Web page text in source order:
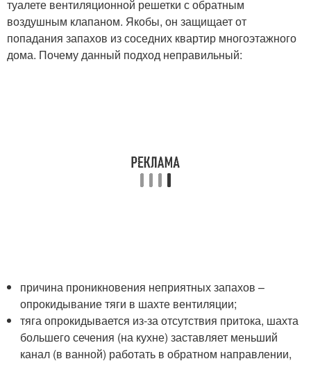
туалете вентиляционной решетки с обратным
воздушным клапаном. Якобы, он защищает от
попадания запахов из соседних квартир многоэтажного
дома. Почему данный подход неправильный:
причина проникновения неприятных запахов –
опрокидывание тяги в шахте вентиляции;
тяга опрокидывается из-за отсутствия притока, шахта
большего сечения (на кухне) заставляет меньший
канал (в ванной) работать в обратном направлении,